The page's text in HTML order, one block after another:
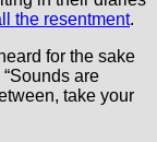
the resentment.
for the sake
are
take your